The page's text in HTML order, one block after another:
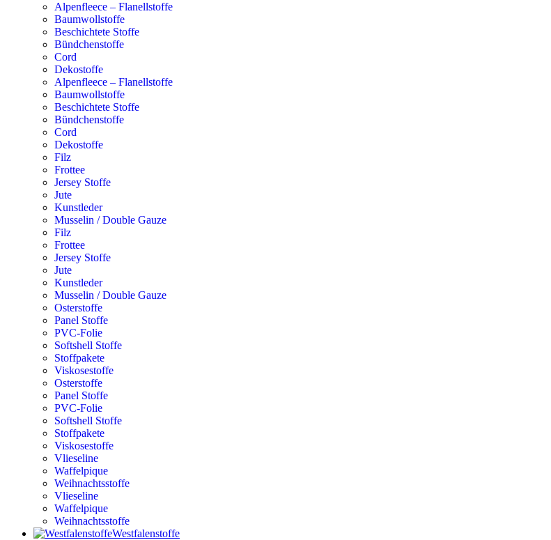
Alpenfleece – Flanellstoffe
Baumwollstoffe
Beschichtete Stoffe
Bündchenstoffe
Cord
Dekostoffe
Alpenfleece – Flanellstoffe
Baumwollstoffe
Beschichtete Stoffe
Bündchenstoffe
Cord
Dekostoffe
Filz
Frottee
Jersey Stoffe
Jute
Kunstleder
Musselin / Double Gauze
Filz
Frottee
Jersey Stoffe
Jute
Kunstleder
Musselin / Double Gauze
Osterstoffe
Panel Stoffe
PVC-Folie
Softshell Stoffe
Stoffpakete
Viskosestoffe
Osterstoffe
Panel Stoffe
PVC-Folie
Softshell Stoffe
Stoffpakete
Viskosestoffe
Vlieseline
Waffelpique
Weihnachtsstoffe
Vlieseline
Waffelpique
Weihnachtsstoffe
Westfalenstoffe